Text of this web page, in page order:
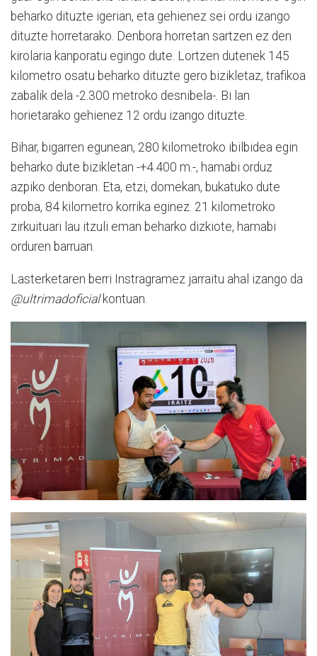
beharko dituzte igerian, eta gehienez sei ordu izango
dituzte horretarako. Denbora horretan sartzen ez den
kirolaria kanporatu egingo dute. Lortzen dutenek 145
kilometro osatu beharko dituzte gero bizikletaz, trafikoa
zabalik dela -2.300 metroko desnibela-. Bi lan
horietarako gehienez 12 ordu izango dituzte.
Bihar, bigarren egunean, 280 kilometroko ibilbidea egin
beharko dute bizikletan -+4.400 m.-, hamabi orduz
azpiko denboran. Eta, etzi, domekan, bukatuko dute
proba, 84 kilometro korrika eginez. 21 kilometroko
zirkuituari lau itzuli eman beharko dizkiote, hamabi
orduren barruan.
Lasterketaren berri Instragramez jarraitu ahal izango da
@ultrimadoficialkontuan.